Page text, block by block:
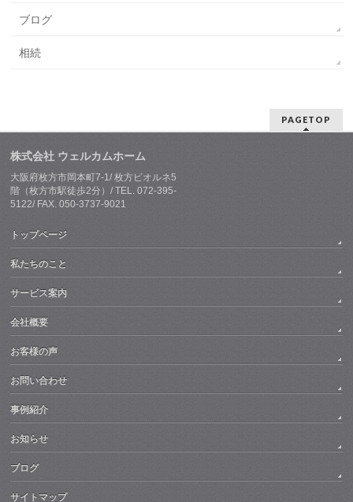
ブログ
相続
PAGETOP
株式会社 ウェルカムホーム
大阪府枚方市岡本町7-1/ 枚方ビオルネ5
階（枚方市駅徒歩2分）/ TEL. 072-395-
5122/ FAX. 050-3737-9021
トップページ
私たちのこと
サービス案内
会社概要
お客様の声
お問い合わせ
事例紹介
お知らせ
ブログ
サイトマップ